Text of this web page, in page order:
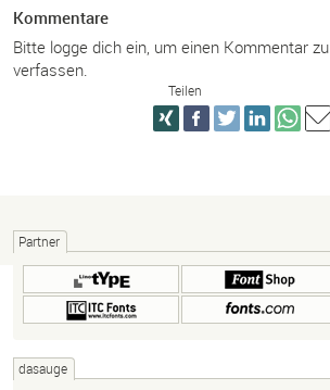
Kommentare
Bitte logge dich ein, um einen Kommentar zu
verfassen.
Teilen
Partner
dasauge